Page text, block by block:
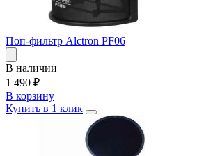
Поп-фильтр Alctron PF06
В наличии
1 490 ₽
В корзину
Купить в 1 клик